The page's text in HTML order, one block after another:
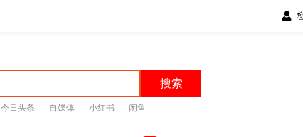
搜索
今日头条 自媒体 小红书 闲鱼